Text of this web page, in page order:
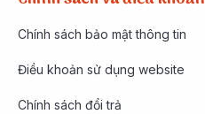
Chính sách bảo mật thông tin
Điều khoản sử dụng website
Chính sách đổi trả